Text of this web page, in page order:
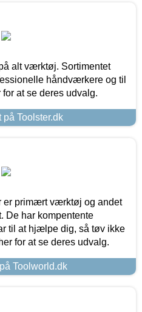
alt værktøj. Sortimentet
håndværkere og til
at se deres udvalg.
på Toolster.dk
er primært værktøj og andet
De har kompentente
til at hjælpe dig, så tøv ikke
for at se deres udvalg.
Toolworld.dk